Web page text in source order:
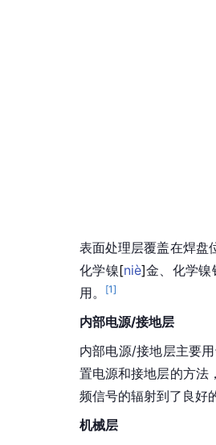
表面处理层覆盖在焊盘
化学镍[niè]金、化学镍
用。
[1]
内部电源/接地层
内部电源/接地层主要
置电源和接地层的方法
频信号的辐射到了良好
机械层